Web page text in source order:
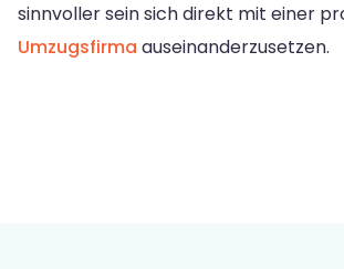
sinnvoller sein sich direkt mit einer
Umzugsfirma auseinanderzusetzen.